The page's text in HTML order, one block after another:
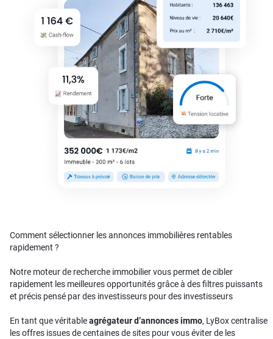
Comment sélectionner les annonces immobilières rentables
rapidement ?
Notre moteur de recherche immobilier vous permet de cibler
rapidement les meilleures opportunités grâce à des filtres puissants
et précis pensé par des investisseurs pour des investisseurs
En tant que véritableagrégateur d’annonces immo, LyBox centralise
les offres issues de centaines de sites pour vous éviter de les